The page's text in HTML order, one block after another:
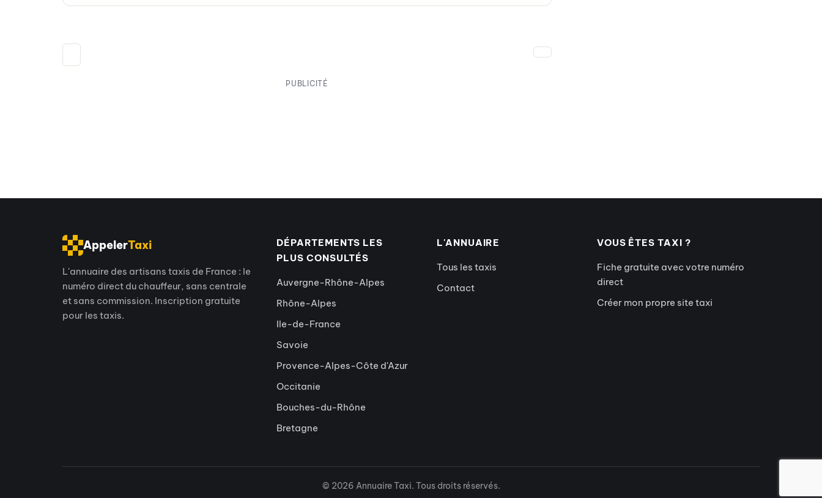
PUBLICITÉ
AppelerTaxi
L'annuaire des artisans taxis de France : le
numéro direct du chauffeur, sans centrale
et sans commission. Inscription gratuite
pour les taxis.
DÉPARTEMENTS LES
PLUS CONSULTÉS
Auvergne-Rhône-Alpes
Rhône-Alpes
Ile-de-France
Savoie
Provence-Alpes-Côte d'Azur
Occitanie
Bouches-du-Rhône
Bretagne
L'ANNUAIRE
Tous les taxis
Contact
VOUS ÊTES TAXI ?
Fiche gratuite avec votre numéro
direct
Créer mon propre site taxi
© 2026 Annuaire Taxi. Tous droits réservés.